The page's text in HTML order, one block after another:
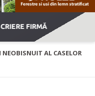
FIRMĂ
NEOBISNUIT AL CASELOR